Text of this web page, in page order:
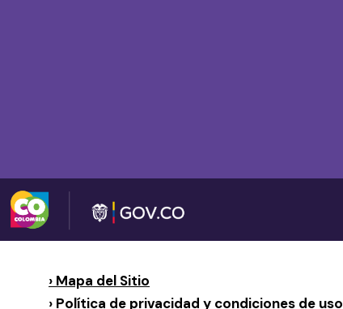
› Mapa del Sitio
› Política de privacidad y condiciones de uso